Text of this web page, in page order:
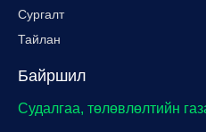
Сургалт
Тайлан
Байршил
Судалгаа, төлөвлөлтийн